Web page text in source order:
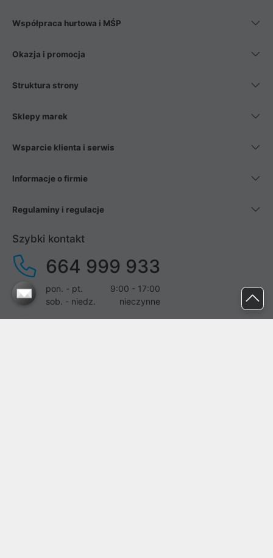
Współpraca hurtowa i MŚP
Okazja i promocja
Struktura strony
Sklepy marek
Wsparcie klienta i serwis
Informacje o firmie
Regulaminy i regulacje
Szybki kontakt
664 999 933
pon. - pt.
9:00 - 17:00
sob. - niedz.
nieczynne